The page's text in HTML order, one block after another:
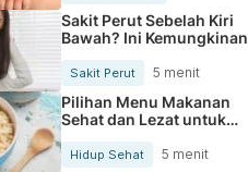
Sakit Perut Sebelah Kiri
Bawah? Ini Kemungkinan
Sakit Perut 5 menit
Pilihan Menu Makanan
Sehat dan Lezat untuk
Mengurangi Kolesterol
Hidup Sehat 5 menit